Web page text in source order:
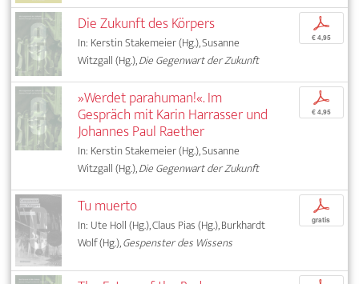
Die Zukunft des Körpers
In: Kerstin Stakemeier (Hg.), Susanne
Witzgall (Hg.),Die Gegenwart der Zukunft
p
€ 4,95
»Werdet parahuman!«. Im
Gespräch mit Karin Harrasser und
Johannes Paul Raether
In: Kerstin Stakemeier (Hg.), Susanne
Witzgall (Hg.),Die Gegenwart der Zukunft
p
€ 4,95
Tu muerto
In: Ute Holl (Hg.), Claus Pias (Hg.), Burkhardt
Wolf (Hg.),Gespenster des Wissens
p
gratis